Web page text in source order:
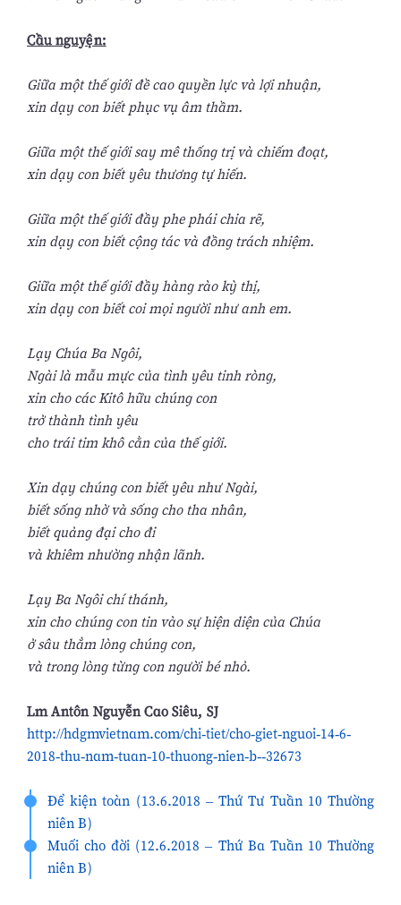
Cầu nguyện:
Giữa một thế giới đề cao quyền lực và lợi nhuận,
xin dạy con biết phục vụ âm thầm.
Giữa một thế giới say mê thống trị và chiếm đoạt,
xin dạy con biết yêu thương tự hiến.
Giữa một thế giới đầy phe phái chia rẽ,
xin dạy con biết cộng tác và đồng trách nhiệm.
Giữa một thế giới đầy hàng rào kỳ thị,
xin dạy con biết coi mọi người như anh em.
Lạy Chúa Ba Ngôi,
Ngài là mẫu mực của tình yêu tinh ròng,
xin cho các Kitô hữu chúng con
trở thành tình yêu
cho trái tim khô cằn của thế giới.
Xin dạy chúng con biết yêu như Ngài,
biết sống nhờ và sống cho tha nhân,
biết quảng đại cho đi
và khiêm nhường nhận lãnh.
Lạy Ba Ngôi chí thánh,
xin cho chúng con tin vào sự hiện diện của Chúa
ở sâu thẳm lòng chúng con,
và trong lòng từng con người bé nhỏ.
Lm Antôn Nguyễn Cao Siêu, SJ
http://hdgmvietnam.com/chi-tiet/cho-giet-nguoi-14-6-
2018-thu-nam-tuan-10-thuong-nien-b--32673
Để kiện toàn (13.6.2018 – Thứ Tư Tuần 10 Thường
niên B)
Muối cho đời (12.6.2018 – Thứ Ba Tuần 10 Thường
niên B)